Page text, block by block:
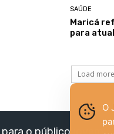
SAÚDE
Maricá
para
Load more
o público jovem,
O